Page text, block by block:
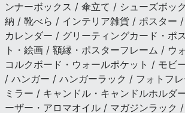
ンナーボックス / 傘立て / シューズボッ
納 / 靴べら / インテリア雑貨 / ポスター
カレンダー / グリーティングカード・ポ
ト・絵画 / 額縁・ポスターフレーム / ウ
コルクボード・ウォールポケット / モビ
/ ハンガー / ハンガーラック / フォトフ
ミラー / キャンドル・キャンドルホルダ
ーザー・アロマオイル / マガジンラック